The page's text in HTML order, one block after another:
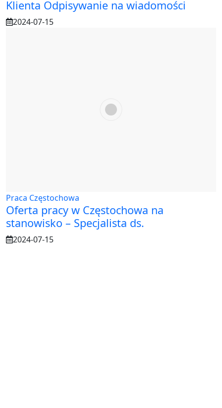
Klienta Odpisywanie na wiadomości
2024-07-15
Praca Częstochowa
Oferta pracy w Częstochowa na
stanowisko – Specjalista ds.
2024-07-15